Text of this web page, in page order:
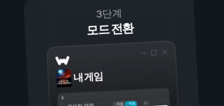
3단계
모드 전환
내 게임
켜짐
꺼짐